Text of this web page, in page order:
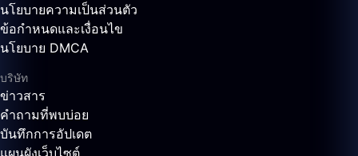
นโยบายความเป็นส่วนตัว
ข้อกำหนดและเงื่อนไข
นโยบาย DMCA
บริษัท
ข่าวสาร
คำถามที่พบบ่อย
บันทึกการอัปเดต